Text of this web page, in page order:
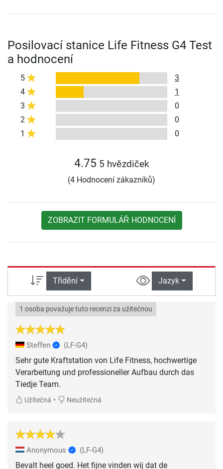
Posilovací stanice Life Fitness G4 Test
a hodnocení
5
3
4
1
3
0
2
0
1
0
4.75 5 hvězdiček
(4 Hodnocení zákazníků)
ZOBRAZIT FORMULÁŘ HODNOCENÍ
Třídění Jazyk
1 osoba považuje tuto recenzi za užitečnou
Steffen (LF-G4)
Sehr gute Kraftstation von Life Fitness, hochwertige
Verarbeitung und professioneller Aufbau durch das
Tiedje Team.
Užitečná • Neužitečná
Anonymous (LF-G4)
Bevalt heel goed. Het fijne vinden wij dat de